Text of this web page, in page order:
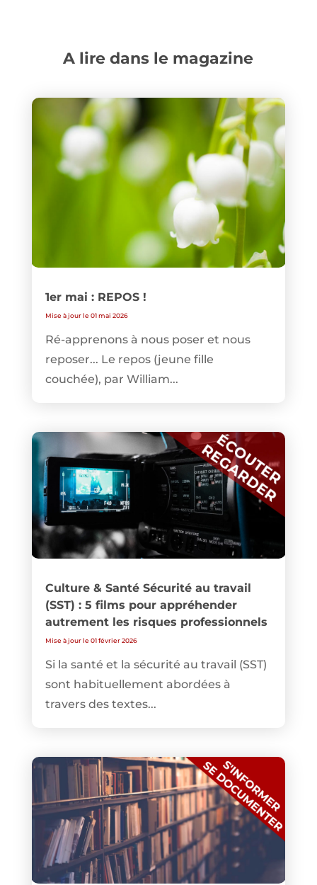
A lire dans le magazine
1er mai : REPOS !
Mise à jour le 01 mai 2026
Ré-apprenons à nous poser et nous
reposer... Le repos (jeune fille
couchée), par William...
Culture & Santé Sécurité au travail
(SST) : 5 films pour appréhender
autrement les risques professionnels
Mise à jour le 01 février 2026
Si la santé et la sécurité au travail (SST)
sont habituellement abordées à
travers des textes...